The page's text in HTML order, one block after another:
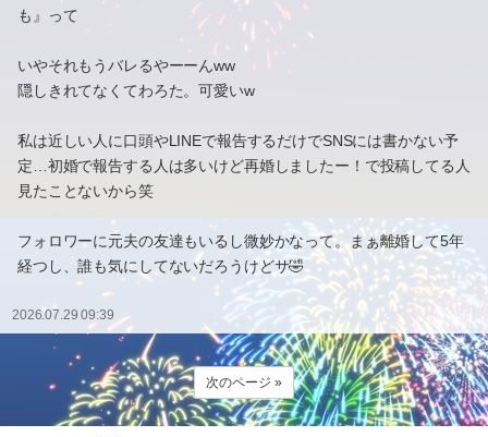
も』って
いやそれもうバレるやーーんww
隠しきれてなくてわろた。可愛いw
私は近しい人に口頭やLINEで報告するだけでSNSには書かない予
定…初婚で報告する人は多いけど再婚しましたー！で投稿してる人
見たことないから笑
フォロワーに元夫の友達もいるし微妙かなって。まぁ離婚して5年
経つし、誰も気にしてないだろうけどサ🤣
2026.07.29 09:39
次のページ »